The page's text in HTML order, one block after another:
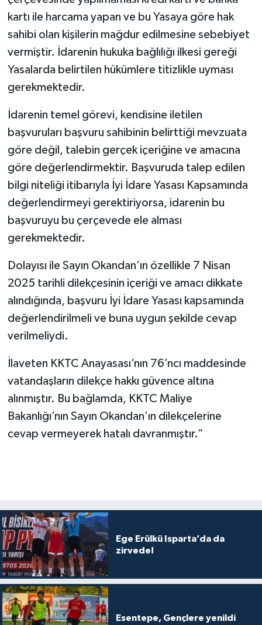
kartı ile harcama yapan ve bu Yasaya göre hak
sahibi olan kişilerin mağdur edilmesine sebebiyet
vermiştir. İdarenin hukuka bağlılığı ilkesi gereği
Yasalarda belirtilen hükümlere titizlikle uyması
gerekmektedir.
İdarenin temel görevi, kendisine iletilen
başvuruları başvuru sahibinin belirttiği mevzuata
göre değil, talebin gerçek içeriğine ve amacına
göre değerlendirmektir. Başvuruda talep edilen
bilgi niteliği itibarıyla İyi İdare Yasası Kapsamında
değerlendirmeyi gerektiriyorsa, idarenin bu
başvuruyu bu çerçevede ele alması
gerekmektedir.
Dolayısı ile Sayın Okandan’ın özellikle 7 Nisan
2025 tarihli dilekçesinin içeriği ve amacı dikkate
alındığında, başvuru İyi İdare Yasası kapsamında
değerlendirilmeli ve buna uygun şekilde cevap
verilmeliydi.
İlaveten KKTC Anayasası’nın 76’ncı maddesinde
vatandaşların dilekçe hakkı güvence altına
alınmıştır. Bu bağlamda, KKTC Maliye
Bakanlığı’nın Sayın Okandan’ın dilekçelerine
cevap vermeyerek hatalı davranmıştır.”
Ege Erülkü Isparta’da da
zirvede!
Esentepe, Gençlere yenildi